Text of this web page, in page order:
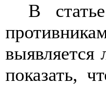
В
выявляется
показать,